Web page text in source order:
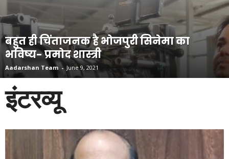
बहुत ही चिंताजनक है भोजपुरी सिनेमा का
भविष्य- प्रमोद शास्त्री
Aadarshan Team - June 9, 2021
इंटरव्यू